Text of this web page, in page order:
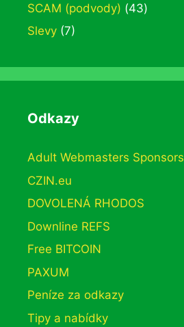
SCAM (podvody) (43)
Slevy (7)
Odkazy
Adult Webmasters Sponsors
CZIN.eu
DOVOLENÁ RHODOS
Downline REFS
Free BITCOIN
PAXUM
Peníze za odkazy
Tipy a nabídky